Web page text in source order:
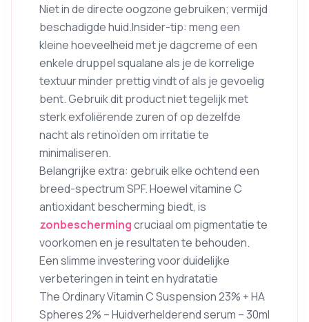
Niet in de directe oogzone gebruiken; vermijd
beschadigde huid.Insider-tip: meng een
kleine hoeveelheid met je dagcreme of een
enkele druppel squalane als je de korrelige
textuur minder prettig vindt of als je gevoelig
bent. Gebruik dit product niet tegelijk met
sterk exfoliërende zuren of op dezelfde
nacht als retinoïden om irritatie te
minimaliseren.
Belangrijke extra: gebruik elke ochtend een
breed-spectrum SPF. Hoewel vitamine C
antioxidant bescherming biedt, is
zonbeschermingcruciaal om pigmentatie te
voorkomen en je resultaten te behouden.
Een slimme investering voor duidelijke
verbeteringen in teint en hydratatie
The Ordinary Vitamin C Suspension 23% + HA
Spheres 2% – Huidverhelderend serum – 30ml